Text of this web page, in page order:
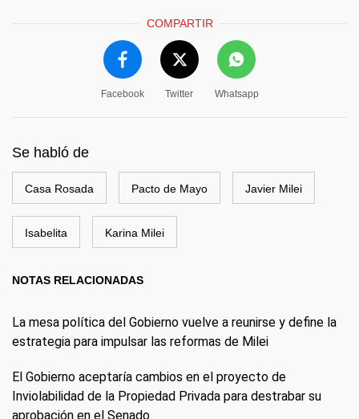
COMPARTIR
Facebook Twitter Whatsapp
Se habló de
Casa Rosada Pacto de Mayo Javier Milei
Isabelita Karina Milei
NOTAS RELACIONADAS
La mesa política del Gobierno vuelve a reunirse y define la
estrategia para impulsar las reformas de Milei
El Gobierno aceptaría cambios en el proyecto de
Inviolabilidad de la Propiedad Privada para destrabar su
aprobación en el Senado